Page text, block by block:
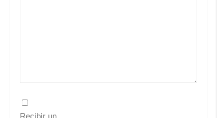
Recibir un